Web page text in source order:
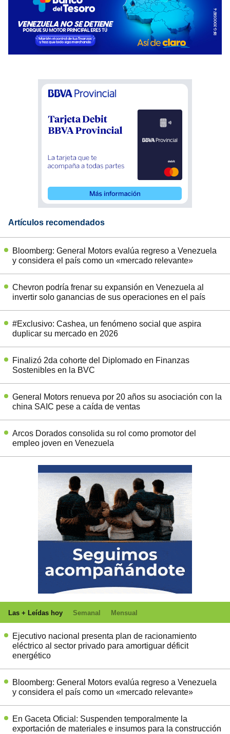
Artículos recomendados
Bloomberg: General Motors evalúa regreso a Venezuela
y considera el país como un «mercado relevante»
Chevron podría frenar su expansión en Venezuela al
invertir solo ganancias de sus operaciones en el país
#Exclusivo: Cashea, un fenómeno social que aspira
duplicar su mercado en 2026
Finalizó 2da cohorte del Diplomado en Finanzas
Sostenibles en la BVC
General Motors renueva por 20 años su asociación con la
china SAIC pese a caída de ventas
Arcos Dorados consolida su rol como promotor del
empleo joven en Venezuela
Las + Leídas hoy Semanal Mensual
Ejecutivo nacional presenta plan de racionamiento
eléctrico al sector privado para amortiguar déficit
energético
Bloomberg: General Motors evalúa regreso a Venezuela
y considera el país como un «mercado relevante»
En Gaceta Oficial: Suspenden temporalmente la
exportación de materiales e insumos para la construcción